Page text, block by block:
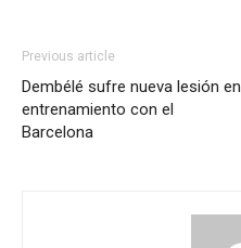
Previous article
Dembélé sufre nueva lesión en
entrenamiento con el
Barcelona